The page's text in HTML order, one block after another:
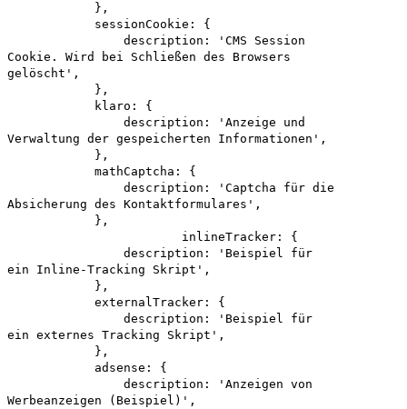
},
sessionCookie: {
description: 'CMS Session
Cookie. Wird bei Schließen des Browsers
gelöscht',
},
klaro: {
description: 'Anzeige und
Verwaltung der gespeicherten Informationen',
},
mathCaptcha: {
description: 'Captcha für die
Absicherung des Kontaktformulares',
},
inlineTracker: {
description: 'Beispiel für
ein Inline-Tracking Skript',
},
externalTracker: {
description: 'Beispiel für
ein externes Tracking Skript',
},
adsense: {
description: 'Anzeigen von
Werbeanzeigen (Beispiel)',